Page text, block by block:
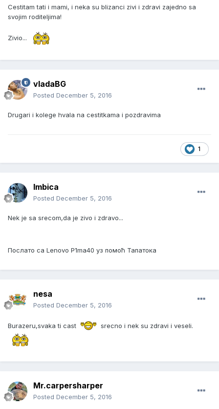
Cestitam tati i mami, i neka su blizanci zivi i zdravi zajedno sa
svojim roditeljima!
Zivio...
vladaBG
Posted December 5, 2016
Drugari i kolege hvala na cestitkama i pozdravima
1
Imbica
Posted December 5, 2016
Nek je sa srecom,da je zivo i zdravo...
Послато са Lenovo P1ma40 уз помоћ Тапатока
nesa
Posted December 5, 2016
Burazeru,svaka ti cast srecno i nek su zdravi i veseli.
Mr.carpersharper
Posted December 5, 2016